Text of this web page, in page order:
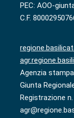
PEC: AOO-
C.F.
Agenzia
Giunta
Registrazione